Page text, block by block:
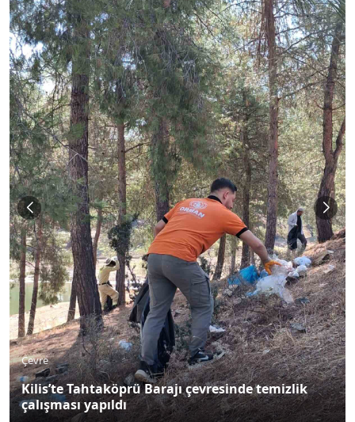
Çevre
Kilis’te Tahtaköprü Barajı çevresinde temizlik
çalışması yapıldı